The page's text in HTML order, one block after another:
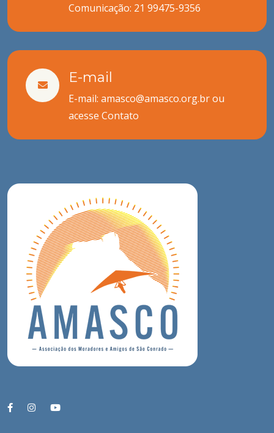
Comunicação: 21 99475-9356
E-mail
E-mail: amasco@amasco.org.br ou
acesse Contato